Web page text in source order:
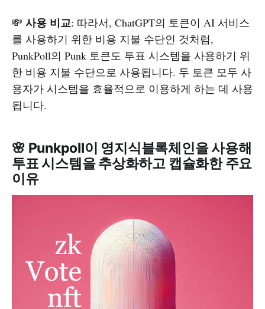
💸 사용 비교: 따라서, ChatGPT의 토큰이 AI 서비스
를 사용하기 위한 비용 지불 수단인 것처럼,
PunkPoll의 Punk 토큰도 투표 시스템을 사용하기 위
한 비용 지불 수단으로 사용됩니다. 두 토큰 모두 사
용자가 시스템을 효율적으로 이용하게 하는 데 사용
됩니다.
🌸 Punkpoll이 영지식블록체인을 사용해
투표 시스템을 추상화하고 캡슐화한 주요
이유